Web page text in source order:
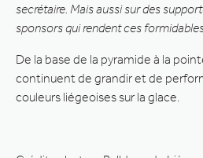
secrétaire. Mais aussi sur des
sponsors qui rendent ces
De la base de la pyramide à la
continuent de grandir et de
couleurs liégeoises sur la glace.